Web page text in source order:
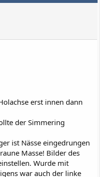
erst innen dann
der Simmering
ist Nässe eingedrungen
Masse! Bilder des
Wurde mit
war auch der linke